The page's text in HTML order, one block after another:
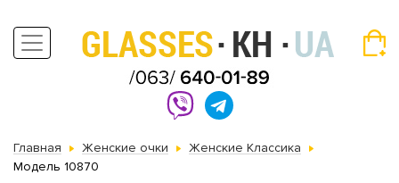
Главная Женские очки
Женские Классика
Модель 10870